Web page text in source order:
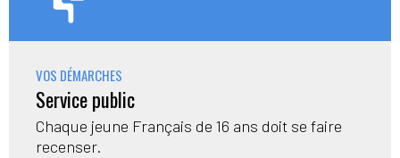
VOS DÉMARCHES
Service public
Chaque jeune Français de 16 ans doit se faire
recenser.